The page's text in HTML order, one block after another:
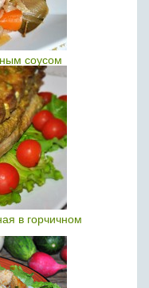
соусом
в горчичном